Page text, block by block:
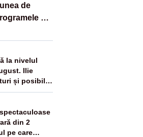
de
de
la nivelul
Ilie
și posibile
din 2
pe care